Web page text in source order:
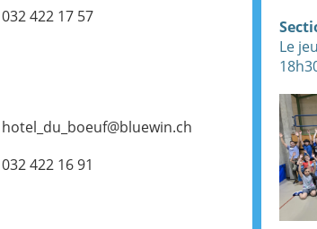
032 422 17 57
hotel_du_boeuf@bluewin.ch
032 422 16 91
Le